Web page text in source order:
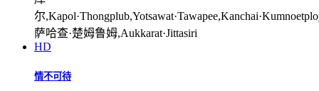
尔
萨哈查·楚姆鲁姆,Aukkarat·Jittasiri
HD
情不可待